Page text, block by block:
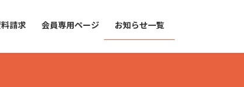
請求 会員専用ページ お知らせ一覧